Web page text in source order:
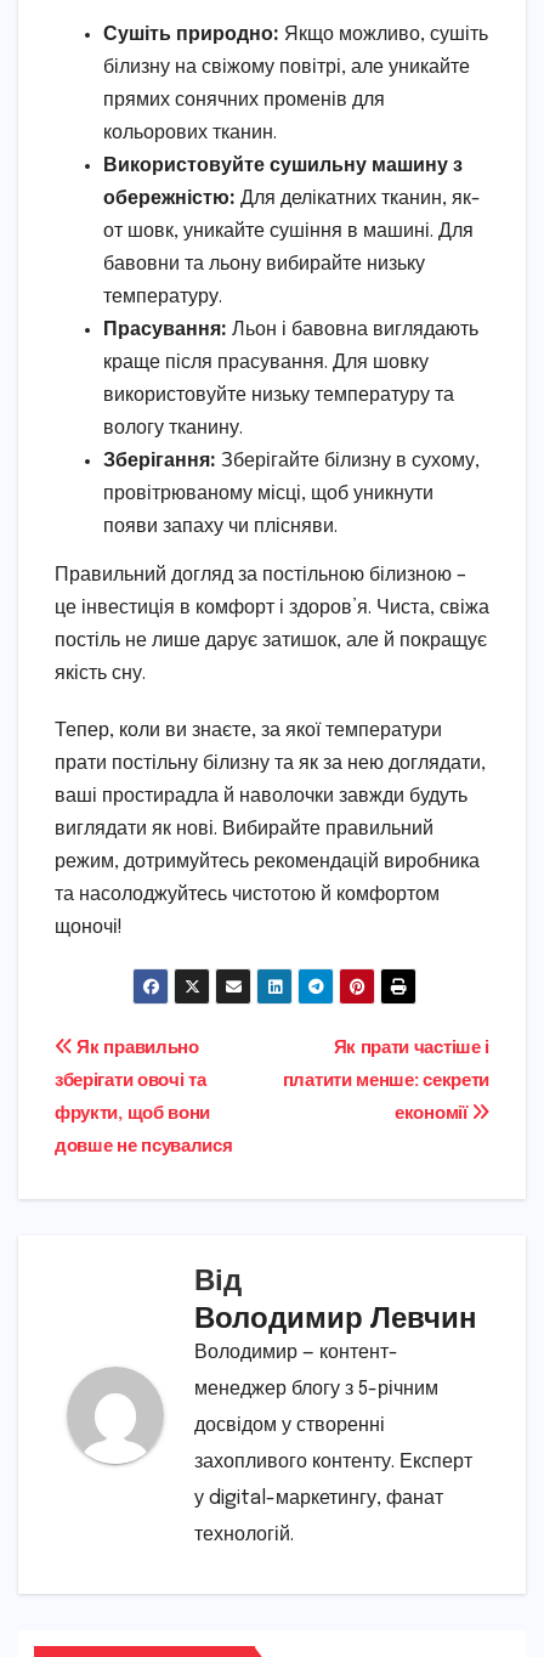
Сушіть природно: Якщо можливо, сушіть
білизну на свіжому повітрі, але уникайте
прямих сонячних променів для
кольорових тканин.
Використовуйте сушильну машину з
обережністю: Для делікатних тканин, як-
от шовк, уникайте сушіння в машині. Для
бавовни та льону вибирайте низьку
температуру.
Прасування: Льон і бавовна виглядають
краще після прасування. Для шовку
використовуйте низьку температуру та
вологу тканину.
Зберігання: Зберігайте білизну в сухому,
провітрюваному місці, щоб уникнути
появи запаху чи плісняви.
Правильний догляд за постільною білизною –
це інвестиція в комфорт і здоров’я. Чиста, свіжа
постіль не лише дарує затишок, але й покращує
якість сну.
Тепер, коли ви знаєте, за якої температури
прати постільну білизну та як за нею доглядати,
ваші простирадла й наволочки завжди будуть
виглядати як нові. Вибирайте правильний
режим, дотримуйтесь рекомендацій виробника
та насолоджуйтесь чистотою й комфортом
щоночі!
Навігація
записів
Як прати частіше і
платити менше: секрети
економії
Як правильно
зберігати овочі та
фрукти, щоб вони
довше не псувалися
Від
Володимир Левчин
Володимир — контент-
менеджер блогу з 5-річним
досвідом у створенні
захопливого контенту. Експерт
у digital-маркетингу, фанат
технологій.